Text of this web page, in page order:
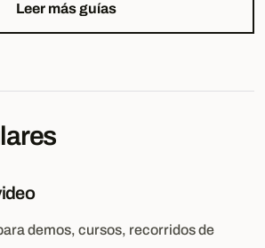
Leer más guías
demos, cursos, recorridos de